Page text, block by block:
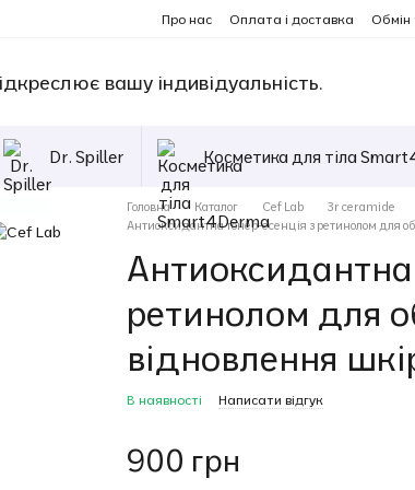
Про нас Оплата і доставка Обмін
вашу індивідуальність.
Dr. Spiller Косметика для тіла
Головна Каталог Cef Lab
3r ceramide
Антиоксидантна тонер-есенція з ретинолом для
Антиоксидантна
ретинолом для
відновлення
В наявності Написати відгук
900 грн